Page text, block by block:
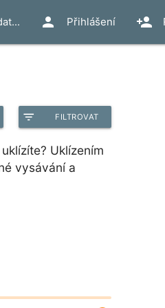
person Přihlášení person_add
filter_list FILTROVAT
Uklízením
vysávání a